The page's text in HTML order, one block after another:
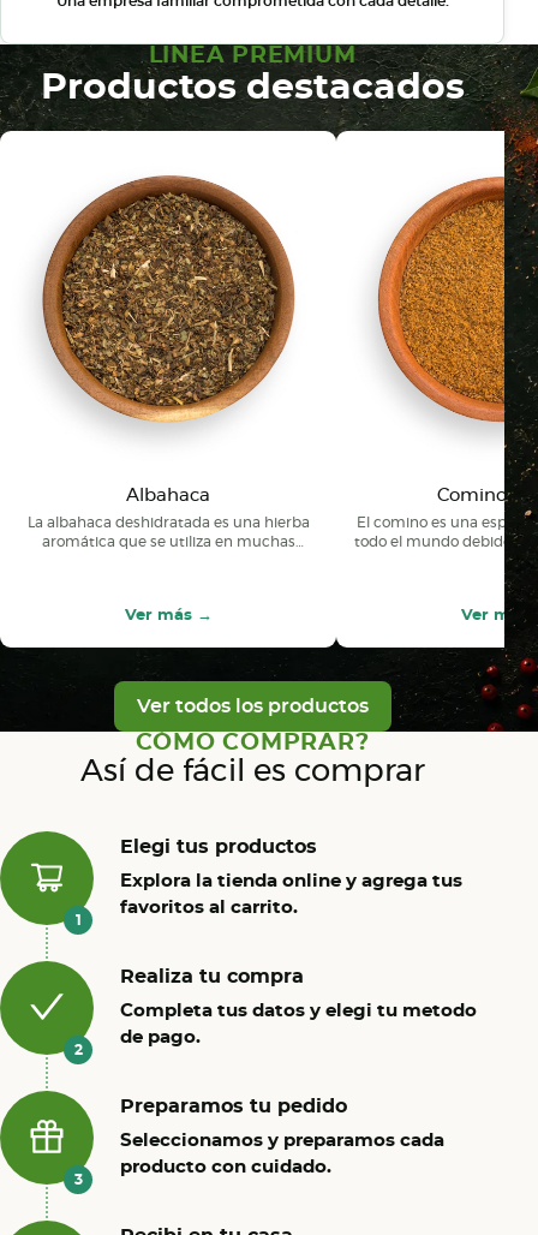
LINEA PREMIUM
Productos destacados
Albahaca
La albahaca deshidratada es una hierba
aromática que se utiliza en muchas
Ver más →
Comino
El comino es una
todo el mundo debido a
su capacidad para
alimentos. En
Ver más
Ver todos los productos
CÓMO COMPRAR?
Así de fácil es comprar
1
Elegi tus productos
Explora la tienda online y agrega tus
favoritos al carrito.
2
Realiza tu compra
Completa tus datos y elegi tu metodo
de pago.
3
Preparamos tu pedido
Seleccionamos y preparamos cada
producto con cuidado.